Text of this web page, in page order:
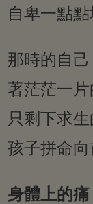
自卑一點
那時的自
著茫茫一
只剩下求
孩子拼命向
身體上的